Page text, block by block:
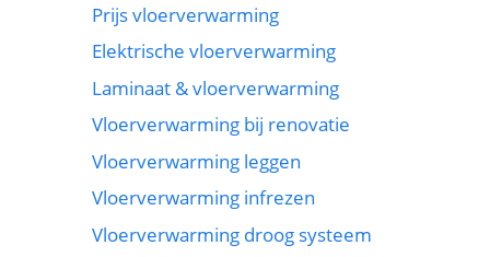
Prijs vloerverwarming
Elektrische vloerverwarming
Laminaat & vloerverwarming
Vloerverwarming bij renovatie
Vloerverwarming leggen
Vloerverwarming infrezen
Vloerverwarming droog systeem